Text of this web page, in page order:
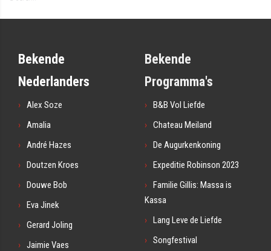
Bekende
Nederlanders
Alex Soze
Amalia
André Hazes
Doutzen Kroes
Douwe Bob
Eva Jinek
Gerard Joling
Jaimie Vaes
Bekende
Programma's
B&B Vol Liefde
Chateau Meiland
De Augurkenkoning
Expeditie Robinson 2023
Familie Gillis: Massa is
Kassa
Lang Leve de Liefde
Songfestival